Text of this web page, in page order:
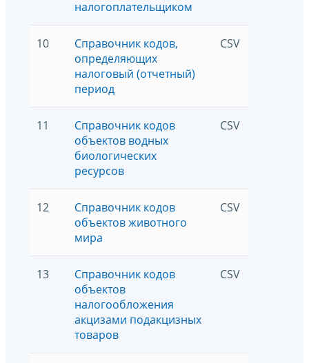
налогоплательщиком
10
Справочник кодов,
определяющих
налоговый (отчетный)
период
CSV
11
Справочник кодов
объектов водных
биологических
ресурсов
CSV
12
Справочник кодов
объектов животного
мира
CSV
13
Справочник кодов
объектов
налогообложения
акцизами подакцизных
товаров
CSV